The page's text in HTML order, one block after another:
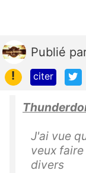
Publié
!
citer
J'ai vue
veux
divers